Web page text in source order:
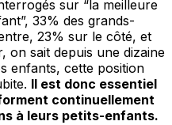
sur “la meilleure
33% des grands-
23% sur le côté, et
on sait depuis une dizaine
enfants, cette position
Il est donc essentiel
continuellement
à leurs petits-enfants.